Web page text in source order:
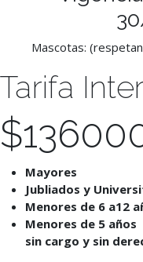
Mascotas:
Tarifa
$
Mayores
Jubliados y
Menores de 6 a12
Menores de 5 años
sin cargo y sin